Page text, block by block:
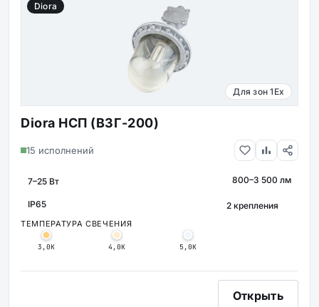
Diora
Для зон 1Ex
Diora НСП (ВЗГ-200)
15 исполнений
МОЩНОСТЬ СВЕТОВОЙ ПОТОК
800–3 500 лм
ЗАЩИТА
IP65
ТЕМПЕРАТУРА СВЕЧЕНИЯ
3,0К 4,0К 5,0К
Открыть